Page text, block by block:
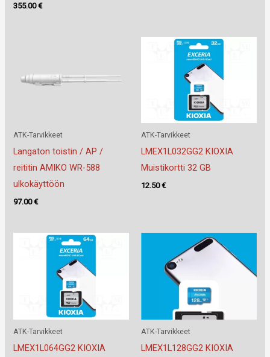
355.00€
ATK-Tarvikkeet
Langaton toistin / AP /
reititin AMIKO WR-588
ulkokäyttöön
97.00€
ATK-Tarvikkeet
LMEX1L032GG2 KIOXIA
Muistikortti 32 GB
12.50€
ATK-Tarvikkeet
LMEX1L064GG2 KIOXIA
ATK-Tarvikkeet
LMEX1L128GG2 KIOXIA